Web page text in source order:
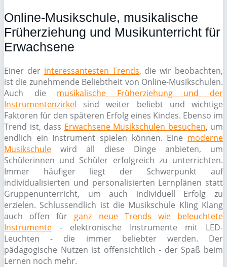
Online-Musikschule, musikalische
Früherziehung und Musikunterricht für
Erwachsene
Einer der interessantesten Trends, die wir beobachten,
ist die zunehmende Beliebtheit von Online-Musikschulen.
Auch die musikalische Früherziehung und der
Instrumentenzirkel sind weiter beliebt und wichtige
Faktoren für den späteren Erfolg eines Kindes. Ebenso im
Trend ist, dass Erwachsene Musikschulen besuchen, um
endlich ein Instrument spielen können. Eine moderne
Musikschule wird all diese Dinge anbieten, um
Schülerinnen und Schüler erfolgreich zu unterrichten.
Immer häufiger liegt der Schwerpunkt auf
individualisierten und personalisierten Lernplänen statt
Gruppenunterricht, um auch individuell Erfolg zu
erzielen. Schlussendlich ist die Musikschule Kling Klang
auch offen für ganz neue Trends wie beleuchtete
Instrumente - elektronische Instrumente mit LED-
Leuchten - die immer beliebter werden. Der
pädagogische Nutzen ist offensichtlich - der Spaß beim
Lernen noch mehr.